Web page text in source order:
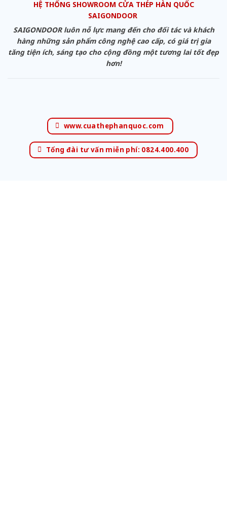
HỆ THỐNG SHOWROOM CỬA THÉP HÀN QUỐC
SAIGONDOOR
SAIGONDOOR luôn nỗ lực mang đến cho đối tác và khách
hàng những sản phẩm công nghệ cao cấp, có giá trị gia
tăng tiện ích, sáng tạo cho cộng đồng một tương lai tốt đẹp
hơn!
www.cuathephanquoc.com
Tổng đài tư vấn miễn phí: 0824.400.400